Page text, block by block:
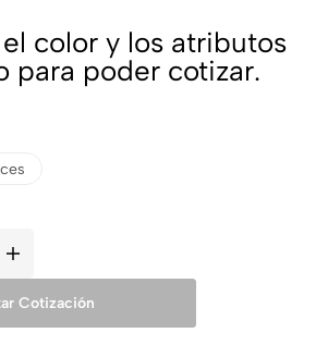
color y los atributos
para poder cotizar.
Cotización